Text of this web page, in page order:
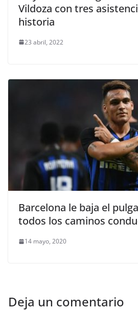
Vildoza con tres
historia
23 abril, 2022
Barcelona le baja el
todos los caminos
14 mayo, 2020
Deja un comentario